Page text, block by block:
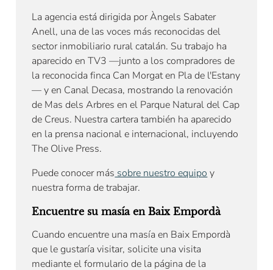
La agencia está dirigida por Àngels Sabater
Anell, una de las voces más reconocidas del
sector inmobiliario rural catalán. Su trabajo ha
aparecido en TV3 —junto a los compradores de
la reconocida finca Can Morgat en Pla de l'Estany
— y en Canal Decasa, mostrando la renovación
de Mas dels Arbres en el Parque Natural del Cap
de Creus. Nuestra cartera también ha aparecido
en la prensa nacional e internacional, incluyendo
The Olive Press.
Puede conocer mássobre nuestro equipoy
nuestra forma de trabajar.
Encuentre su masía en Baix Empordà
Cuando encuentre una masía en Baix Empordà
que le gustaría visitar, solicite una visita
mediante el formulario de la página de la